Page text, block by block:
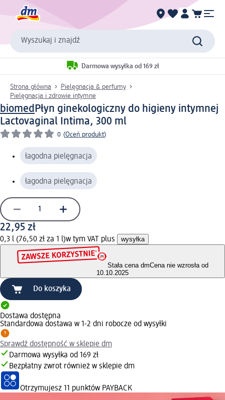
Wyszukaj i znajdź
Darmowa wysyłka od 169 zł
Strona główna
Pielęgnacja & perfumy
Pielęgnacja i zdrowie intymne
biomedPłyn ginekologiczny do higieny intymnej
Lactovaginal Intima, 300 ml
0 (Oceń produkt)
łagodna pielęgnacja
łagodna pielęgnacja
22,95 zł
0,3 l (76,50 zł za 1 l)w tym VAT plus wysyłka
Stała cena dmCena nie wzrosła od
10.10.2025
Do koszyka
Dostawa dostępna
Standardowa dostawa w 1-2 dni robocze od wysyłki
Sprawdź dostępność w sklepie dm
Darmowa wysyłka od 169 zł
Bezpłatny zwrot również w sklepie dm
Otrzymujesz 11 punktów PAYBACK